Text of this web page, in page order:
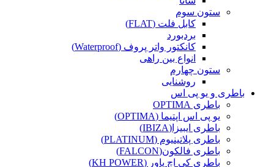
ستون سوم
کابل فلت (FLAT)
بردبورد
کانکتور واتر پروف (Waterproof)
انواع بین راهی
ستون چهارم
روشنایی
باطری و یو پی اس
باطری OPTIMA
یو پی اس اپتیما (OPTIMA)
باطری ایبیزا(IBIZA)
باطری پلاتینیوم (PLATINUM)
باطری فالکون(FALCON)
باطری کی اچ پاور (KH POWER)